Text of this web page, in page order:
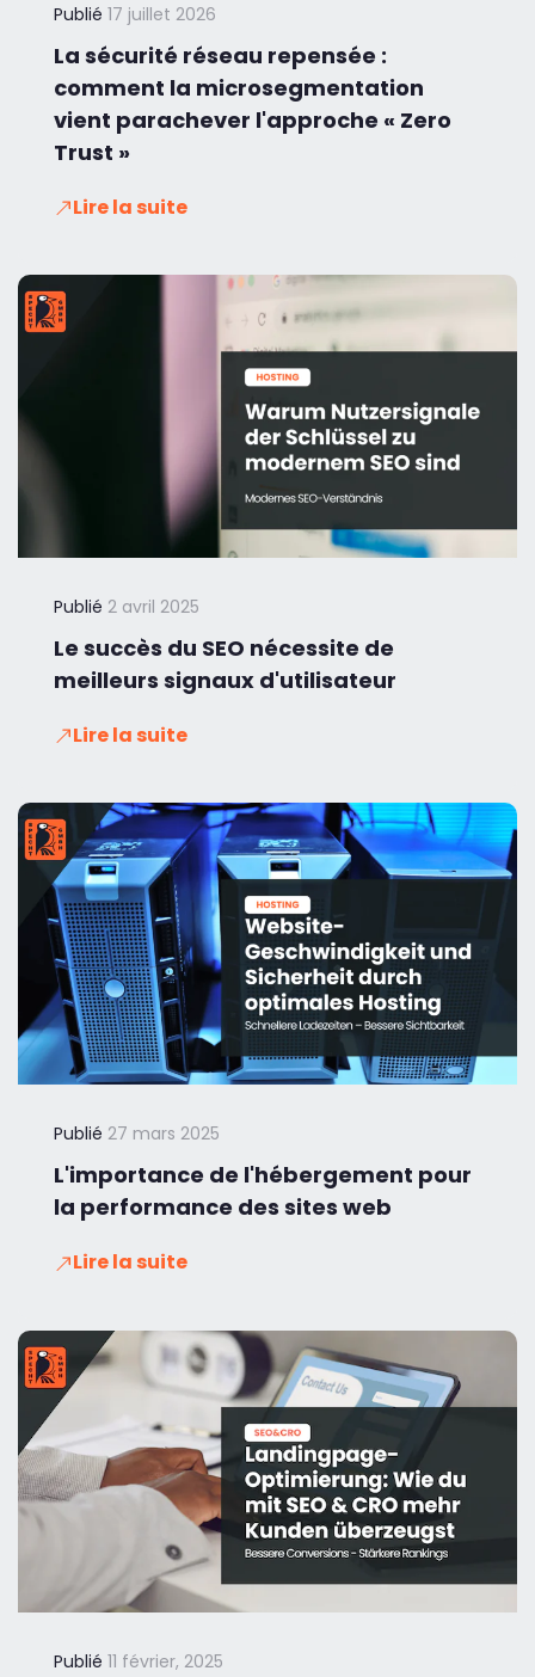
Publié 17 juillet 2026
La sécurité réseau repensée :
comment la microsegmentation
vient parachever l'approche « Zero
Trust »
Lire la suite
Publié 2 avril 2025
Le succès du SEO nécessite de
meilleurs signaux d'utilisateur
Lire la suite
Publié 27 mars 2025
L'importance de l'hébergement pour
la performance des sites web
Lire la suite
Publié 11 février, 2025